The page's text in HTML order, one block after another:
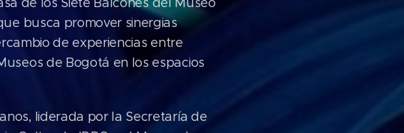
de los Siete Balcones del Museo
busca promover sinergias
de experiencias entre
de Bogotá en los espacios
liderada por la Secretaría de